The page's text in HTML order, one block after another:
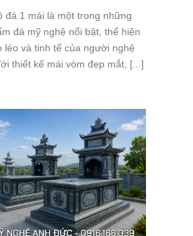
đá 1 mái là một trong những
đá mỹ nghệ nổi bật, thể hiện
léo và tinh tế của người nghệ
thiết kế mái vòm đẹp mắt, [...]